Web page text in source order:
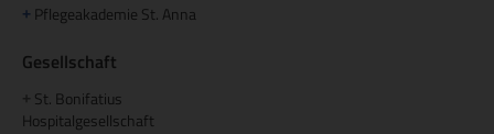
+ Pflegeakademie St. Anna
Gesellschaft
St. Bonifatius
Hospitalgesellschaft